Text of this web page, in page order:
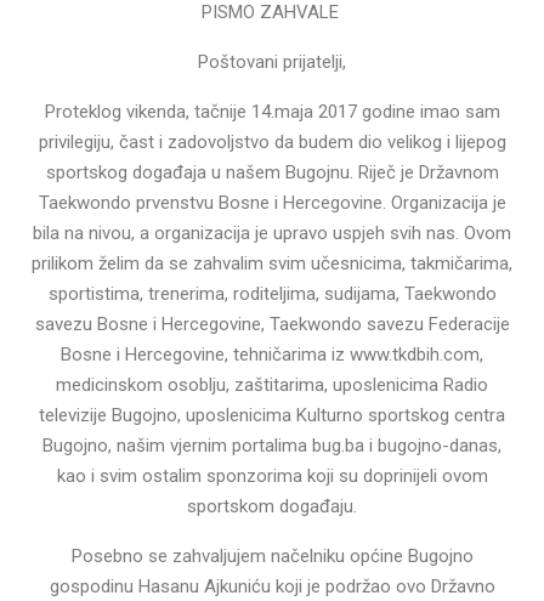
PISMO ZAHVALE
Poštovani prijatelji,
Proteklog vikenda, tačnije 14.maja 2017 godine imao sam
privilegiju, čast i zadovoljstvo da budem dio velikog i lijepog
sportskog događaja u našem Bugojnu. Riječ je Državnom
Taekwondo prvenstvu Bosne i Hercegovine. Organizacija je
bila na nivou, a organizacija je upravo uspjeh svih nas. Ovom
prilikom želim da se zahvalim svim učesnicima, takmičarima,
sportistima, trenerima, roditeljima, sudijama, Taekwondo
savezu Bosne i Hercegovine, Taekwondo savezu Federacije
Bosne i Hercegovine, tehničarima iz www.tkdbih.com,
medicinskom osoblju, zaštitarima, uposlenicima Radio
televizije Bugojno, uposlenicima Kulturno sportskog centra
Bugojno, našim vjernim portalima bug.ba i bugojno-danas,
kao i svim ostalim sponzorima koji su doprinijeli ovom
sportskom događaju.
Posebno se zahvaljujem načelniku općine Bugojno
gospodinu Hasanu Ajkuniću koji je podržao ovo Državno